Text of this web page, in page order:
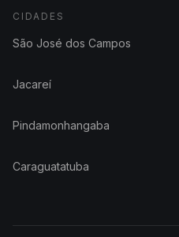
CIDADES
São José dos Campos
Jacareí
Pindamonhangaba
Caraguatatuba